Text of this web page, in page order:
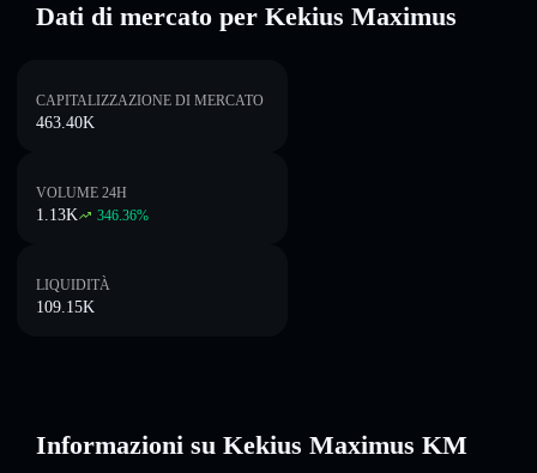
Dati di mercato per Kekius Maximus
CAPITALIZZAZIONE DI MERCATO
463.40K
VOLUME 24H
1.13K 346.36%
LIQUIDITÀ
109.15K
Informazioni su Kekius Maximus KM